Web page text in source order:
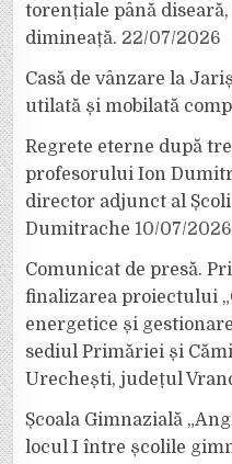
torențiale până diseară,
dimineață. 22/07/2026
Casă de vânzare la
utilată și mobilată
Regrete eterne după
profesorului Ion
director adjunct al
Dumitrache 10/07/2026
Comunicat de presă.
finalizarea proiectului
energetice și
sediul Primăriei și
Urechești, județul
Școala Gimnazială
locul I între școlile